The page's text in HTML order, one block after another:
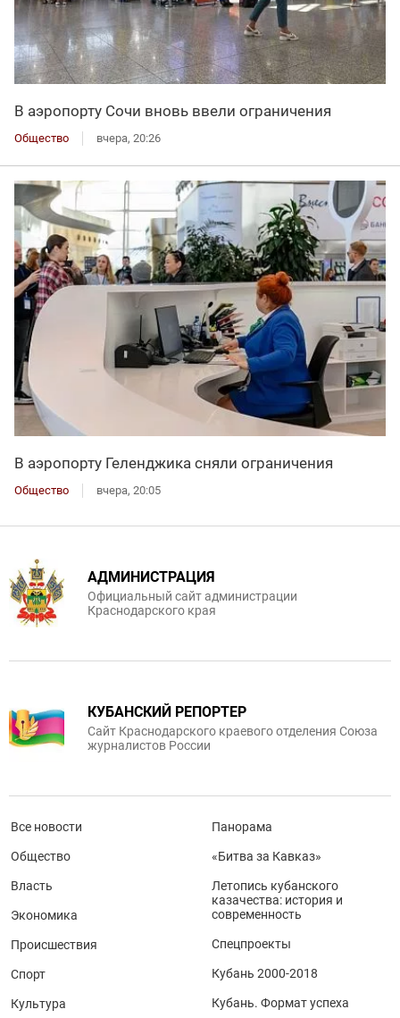
В аэропорту Сочи вновь ввели ограничения
Общество вчера, 20:26
В аэропорту Геленджика сняли ограничения
Общество вчера, 20:05
АДМИНИСТРАЦИЯ
Официальный сайт администрации
Краснодарского края
КУБАНСКИЙ РЕПОРТЕР
Сайт Краснодарского краевого отделения Союза
журналистов России
Все новости
Общество
Власть
Экономика
Происшествия
Спорт
Культура
Панорама
«Битва за Кавказ»
Летопись кубанского
казачества: история и
современность
Спецпроекты
Кубань 2000-2018
Кубань. Формат успеха